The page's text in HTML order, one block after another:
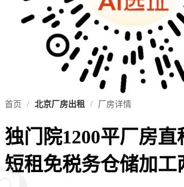
首页 / 北京厂房出租 / 厂房详情
独门院1200平厂房直
短租免税务仓储加工